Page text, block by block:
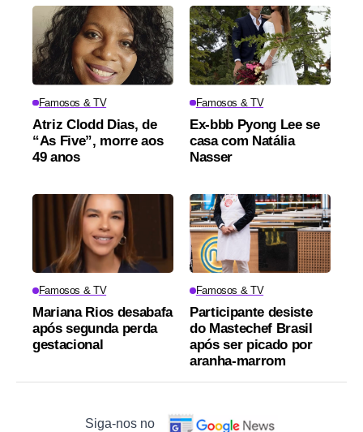
Famosos & TV
Atriz Clodd Dias, de
“As Five”, morre aos
49 anos
Famosos & TV
Ex-bbb Pyong Lee se
casa com Natália
Nasser
Famosos & TV
Mariana Rios desabafa
após segunda perda
gestacional
Famosos & TV
Participante desiste
do Mastechef Brasil
após ser picado por
aranha-marrom
Siga-nos no